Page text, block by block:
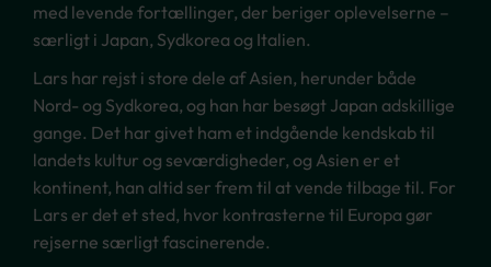
med levende fortællinger, der beriger oplevelserne –
særligt i Japan, Sydkorea og Italien.
Lars har rejst i store dele af Asien, herunder både
Nord- og Sydkorea, og han har besøgt Japan adskillige
gange. Det har givet ham et indgående kendskab til
landets kultur og seværdigheder, og Asien er et
kontinent, han altid ser frem til at vende tilbage til. For
Lars er det et sted, hvor kontrasterne til Europa gør
rejserne særligt fascinerende.